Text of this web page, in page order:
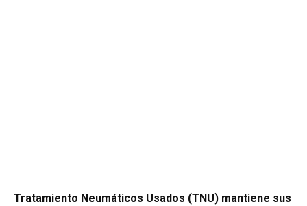
Tratamiento Neumáticos Usados (TNU) mantiene sus